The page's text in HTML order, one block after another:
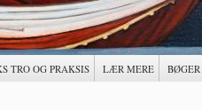
TRO OG PRAKSIS LÆR MERE BØGER